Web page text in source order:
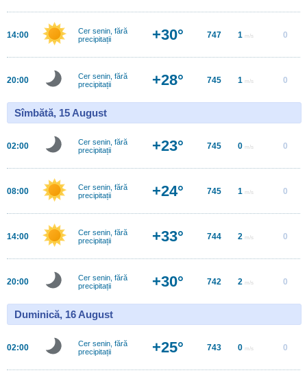
14:00
Cer senin, fără
precipitații
+30° 747 1 m/s 0
20:00
Cer senin, fără
precipitații
+28° 745 1 m/s 0
Sîmbătă, 15 August
02:00
Cer senin, fără
precipitații
+23° 745 0 m/s 0
08:00
Cer senin, fără
precipitații
+24° 745 1 m/s 0
14:00
Cer senin, fără
precipitații
+33° 744 2 m/s 0
20:00
Cer senin, fără
precipitații
+30° 742 2 m/s 0
Duminică, 16 August
02:00
Cer senin, fără
precipitații
+25° 743 0 m/s 0